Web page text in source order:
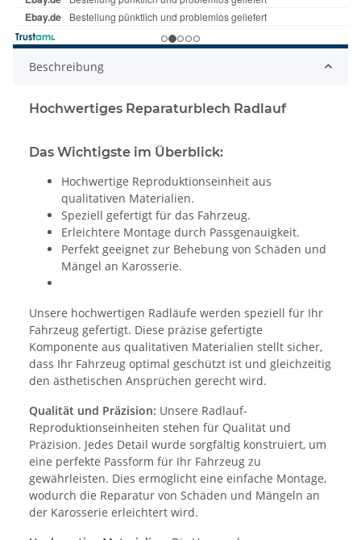
Beschreibung
Hochwertiges Reparaturblech Radlauf
Das Wichtigste im Überblick:
Hochwertige Reproduktionseinheit aus
qualitativen Materialien.
Speziell gefertigt für das Fahrzeug.
Erleichtere Montage durch Passgenauigkeit.
Perfekt geeignet zur Behebung von Schäden und
Mängel an Karosserie.
Unsere hochwertigen Radläufe werden speziell für Ihr
Fahrzeug gefertigt. Diese präzise gefertigte
Komponente aus qualitativen Materialien stellt sicher,
dass Ihr Fahrzeug optimal geschützt ist und gleichzeitig
den ästhetischen Ansprüchen gerecht wird.
Qualität und Präzision: Unsere Radlauf-
Reproduktionseinheiten stehen für Qualität und
Präzision. Jedes Detail wurde sorgfältig konstruiert, um
eine perfekte Passform für Ihr Fahrzeug zu
gewährleisten. Dies ermöglicht eine einfache Montage,
wodurch die Reparatur von Schäden und Mängeln an
der Karosserie erleichtert wird.